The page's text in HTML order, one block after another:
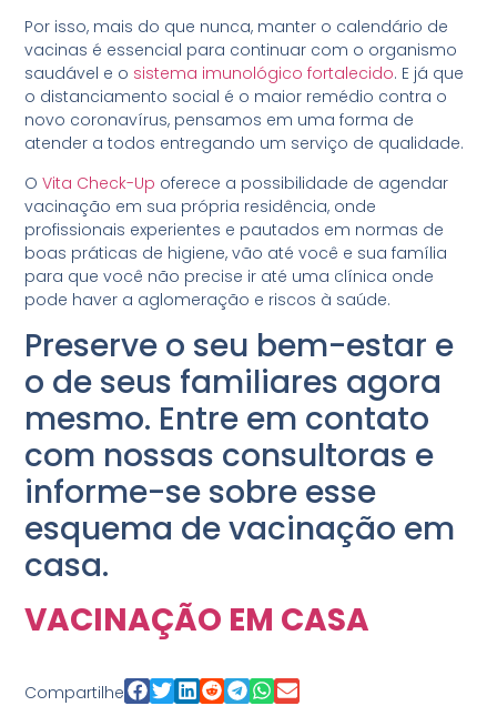
Por isso, mais do que nunca, manter o calendário de
vacinas é essencial para continuar com o organismo
saudável e o sistema imunológico fortalecido. E já que
o distanciamento social é o maior remédio contra o
novo coronavírus, pensamos em uma forma de
atender a todos entregando um serviço de qualidade.
OVita Check-Up oferece a possibilidade de agendar
vacinação em sua própria residência, onde
profissionais experientes e pautados em normas de
boas práticas de higiene, vão até você e sua família
para que você não precise ir até uma clínica onde
pode haver a aglomeração e riscos à saúde.
Preserve o seu bem-estar e
o de seus familiares agora
mesmo. Entre em contato
com nossas consultoras e
informe-se sobre esse
esquema de vacinação em
casa.
VACINAÇÃO EM CASA
Compartilhe